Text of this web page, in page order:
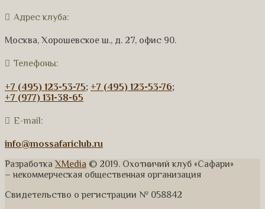
Адрес клуба:
Москва, Хорошевское ш., д. 27, офис 90.
Телефоны:
+7 (495) 123-53-75; +7 (495) 123-53-76;
+7 (977) 131-38-65
E-mail:
info@mossafariclub.ru
Разработка XMedia © 2019. Охотничий клуб «Сафари»
– некоммерческая общественная организация
Свидетельство о регистрации № 058842